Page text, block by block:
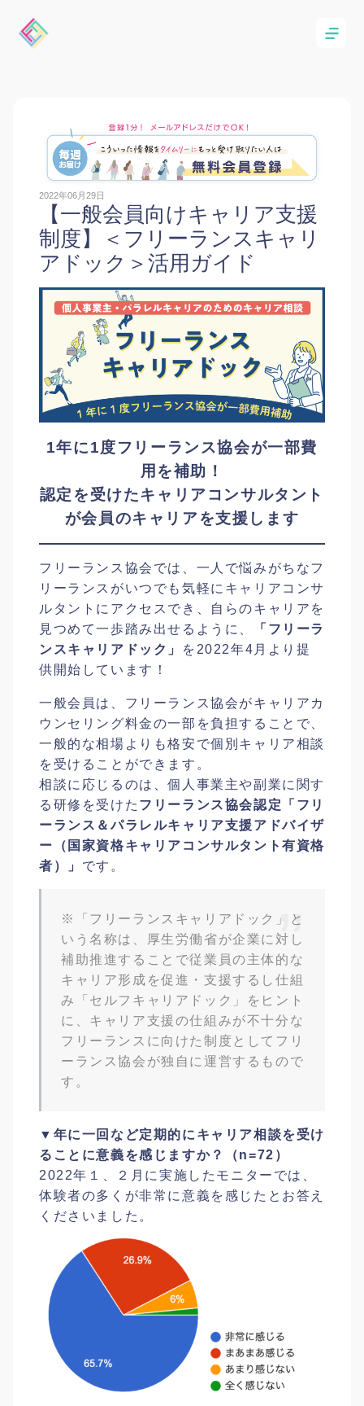
2022年06月29日
【一般会員向けキャリア支援
制度】＜フリーランスキャリ
アドック＞活用ガイド
1年に1度フリーランス協会が一部費
用を補助！
認定を受けたキャリアコンサルタント
が会員のキャリアを支援します
フリーランス協会では、一人で悩みがちなフ
リーランスがいつでも気軽にキャリアコンサ
ルタントにアクセスでき、自らのキャリアを
見つめて一歩踏み出せるように、
「フリーラ
ンスキャリアドック」
を2022年4月より提
供開始しています！
一般会員は、フリーランス協会がキャリアカ
ウンセリング料金の一部を負担することで、
一般的な相場よりも格安で個別キャリア相談
を受けることができます。
相談に応じるのは、個人事業主や副業に関す
る研修を受けた フリーランス協会認定「フリ
ーランス＆パラレルキャリア支援アドバイザ
ー（国家資格キャリアコンサルタント有資格
者）」 です。
※「フリーランスキャリアドック」と
いう名称は、厚生労働省が企業に対し
補助推進することで従業員の主体的な
キャリア形成を促進・支援するし仕組
み「セルフキャリアドック」をヒント
に、キャリア支援の仕組みが不十分な
フリーランスに向けた制度としてフリ
ーランス協会が独自に運営するもので
す。
▼年に一回など定期的にキャリア相談を受け
ることに意義を感じますか？（n=72）
2022年１、２月に実施したモニターでは、
体験者の多くが非常に意義を感じたとお答え
くださいました。